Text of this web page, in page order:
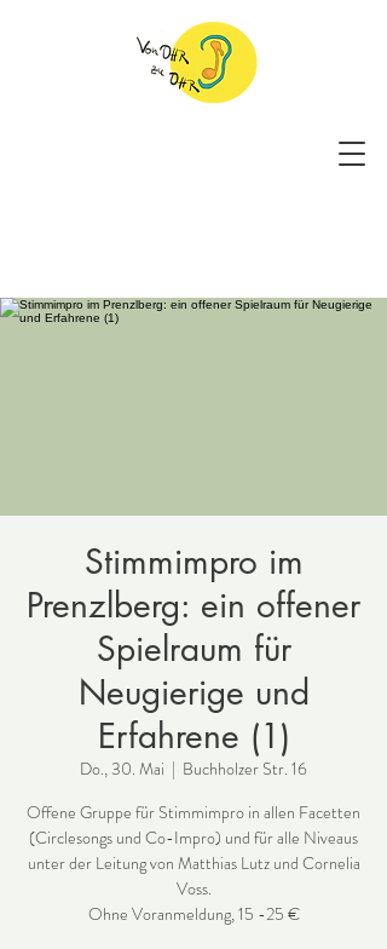
Stimmimpro im
Prenzlberg: ein offener
Spielraum für
Neugierige und
Erfahrene (1)
Do., 30. Mai
  |
Buchholzer Str. 16
Offene Gruppe für Stimmimpro in allen Facetten
(Circlesongs und Co-Impro) und für alle Niveaus
unter der Leitung von Matthias Lutz und Cornelia
Voss.
Ohne Voranmeldung, 15 -25 €